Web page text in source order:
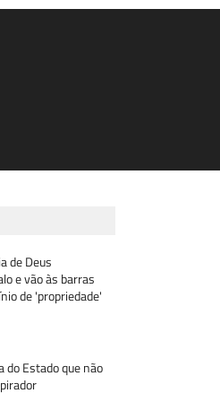
de Deus
e vão às barras
de 'propriedade'
Estado que não